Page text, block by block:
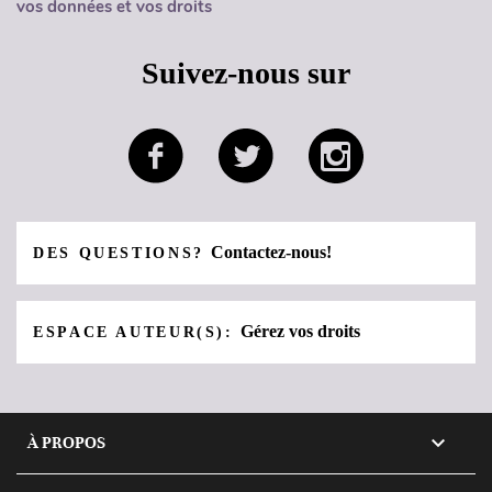
vos données et vos droits
Suivez-nous sur
DES QUESTIONS?Contactez-nous!
ESPACE AUTEUR(S):Gérez vos droits
À PROPOS 